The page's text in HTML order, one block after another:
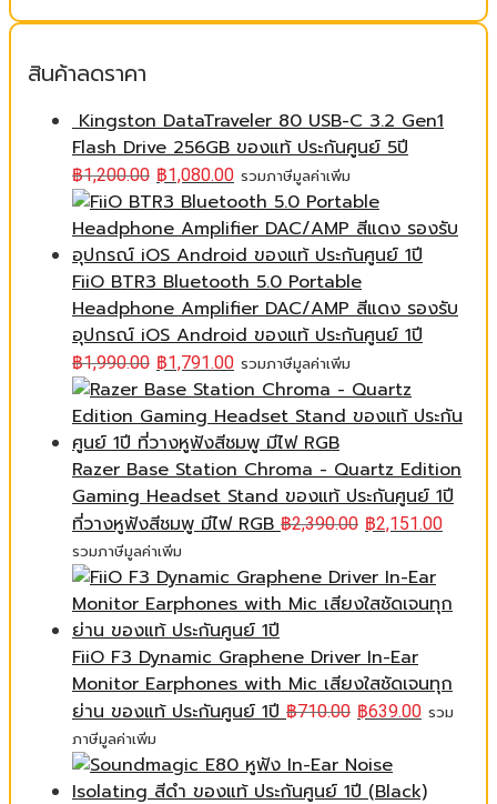
สินค้าลดราคา
Kingston DataTraveler 80 USB-C 3.2 Gen1
Flash Drive 256GB ของแท้ ประกันศูนย์ 5ปี
฿1,200.00 ฿1,080.00 รวมภาษีมูลค่าเพิ่ม
FiiO BTR3 Bluetooth 5.0 Portable
Headphone Amplifier DAC/AMP สีแดง รองรับ
อุปกรณ์ iOS Android ของแท้ ประกันศูนย์ 1ปี
฿1,990.00 ฿1,791.00 รวมภาษีมูลค่าเพิ่ม
Razer Base Station Chroma - Quartz Edition
Gaming Headset Stand ของแท้ ประกันศูนย์ 1ปี
ที่วางหูฟังสีชมพู มีไฟ RGB ฿2,390.00 ฿2,151.00
รวมภาษีมูลค่าเพิ่ม
FiiO F3 Dynamic Graphene Driver In-Ear
Monitor Earphones with Mic เสียงใสชัดเจนทุก
ย่าน ของแท้ ประกันศูนย์ 1ปี ฿710.00 ฿639.00 รวม
ภาษีมูลค่าเพิ่ม